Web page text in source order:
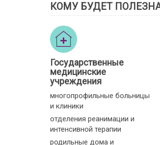
КОМУ БУДЕТ
Государственные
медицинские
учреждения
многопрофильные больницы
и клиники
отделения реанимации и
интенсивной терапии
родильные дома и